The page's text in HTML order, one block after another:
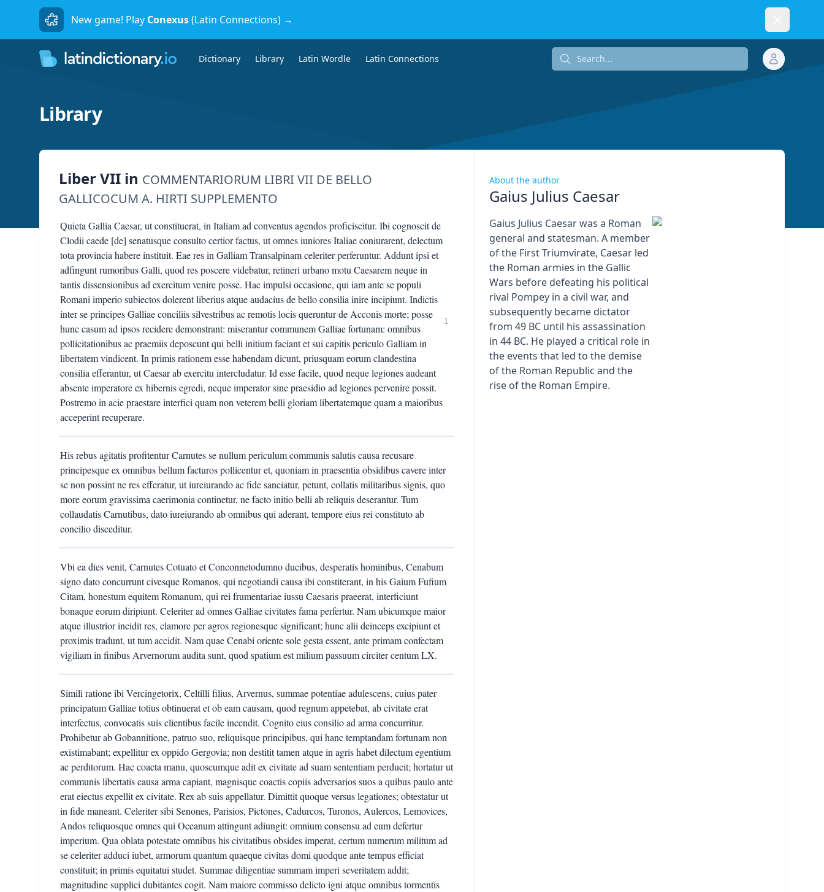
New game! Play Conexus(Latin Connections) →
Dictionary Library Latin Wordle Latin Connections Search...
Library
Liber VII in COMMENTARIORUM LIBRI VII DE BELLO
GALLICOCUM A. HIRTI SUPPLEMENTO
Quieta Gallia Caesar, ut constituerat, in Italiam ad conventus agendos proficiscitur. Ibi cognoscit de
Clodii caede [de] senatusque consulto certior factus, ut omnes iuniores Italiae coniurarent, delectum
tota provincia habere instituit. Eae res in Galliam Transalpinam celeriter perferuntur. Addunt ipsi et
adfingunt rumoribus Galli, quod res poscere videbatur, retineri urbano motu Caesarem neque in
tantis dissensionibus ad exercitum venire posse. Hac impulsi occasione, qui iam ante se populi
Romani imperio subiectos dolerent liberius atque audacius de bello consilia inire incipiunt. Indictis
inter se principes Galliae conciliis silvestribus ac remotis locis queruntur de Acconis morte; posse
hunc casum ad ipsos recidere demonstrant: miserantur communem Galliae fortunam: omnibus
pollicitationibus ac praemiis deposcunt qui belli initium faciant et sui capitis periculo Galliam in
libertatem vindicent. In primis rationem esse habendam dicunt, priusquam eorum clandestina
consilia efferantur, ut Caesar ab exercitu intercludatur. Id esse facile, quod neque legiones audeant
absente imperatore ex hibernis egredi, neque imperator sine praesidio ad legiones pervenire possit.
Postremo in acie praestare interfici quam non veterem belli gloriam libertatemque quam a maioribus
acceperint recuperare.
1
His rebus agitatis profitentur Carnutes se nullum periculum communis salutis causa recusare
principesque ex omnibus bellum facturos pollicentur et, quoniam in praesentia obsidibus cavere inter
se non possint ne res efferatur, ut iureiurando ac fide sanciatur, petunt, collatis militaribus signis, quo
more eorum gravissima caerimonia continetur, ne facto initio belli ab reliquis deserantur. Tum
collaudatis Carnutibus, dato iureiurando ab omnibus qui aderant, tempore eius rei constituto ab
concilio disceditur.
Vbi ea dies venit, Carnutes Cotuato et Conconnetodumno ducibus, desperatis hominibus, Cenabum
signo dato concurrunt civesque Romanos, qui negotiandi causa ibi constiterant, in his Gaium Fufium
Citam, honestum equitem Romanum, qui rei frumentariae iussu Caesaris praeerat, interficiunt
bonaque eorum diripiunt. Celeriter ad omnes Galliae civitates fama perfertur. Nam ubicumque maior
atque illustrior incidit res, clamore per agros regionesque significant; hunc alii deinceps excipiunt et
proximis tradunt, ut tum accidit. Nam quae Cenabi oriente sole gesta essent, ante primam confectam
vigiliam in finibus Arvernorum audita sunt, quod spatium est milium passuum circiter centum LX.
Simili ratione ibi Vercingetorix, Celtilli filius, Arvernus, summae potentiae adulescens, cuius pater
principatum Galliae totius obtinuerat et ob eam causam, quod regnum appetebat, ab civitate erat
interfectus, convocatis suis clientibus facile incendit. Cognito eius consilio ad arma concurritur.
Prohibetur ab Gobannitione, patruo suo, reliquisque principibus, qui hanc temptandam fortunam non
existimabant; expellitur ex oppido Gergovia; non destitit tamen atque in agris habet dilectum egentium
ac perditorum. Hac coacta manu, quoscumque adit ex civitate ad suam sententiam perducit; hortatur ut
communis libertatis causa arma capiant, magnisque coactis copiis adversarios suos a quibus paulo ante
erat eiectus expellit ex civitate. Rex ab suis appellatur. Dimittit quoque versus legationes; obtestatur ut
in fide maneant. Celeriter sibi Senones, Parisios, Pictones, Cadurcos, Turonos, Aulercos, Lemovices,
Andos reliquosque omnes qui Oceanum attingunt adiungit: omnium consensu ad eum defertur
imperium. Qua oblata potestate omnibus his civitatibus obsides imperat, certum numerum militum ad
se celeriter adduci iubet, armorum quantum quaeque civitas domi quodque ante tempus efficiat
constituit; in primis equitatui studet. Summae diligentiae summam imperi severitatem addit;
magnitudine supplici dubitantes cogit. Nam maiore commisso delicto igni atque omnibus tormentis
About the author
Gaius Julius Caesar
Gaius Julius Caesar was a Roman
general and statesman. A member
of the First Triumvirate, Caesar led
the Roman armies in the Gallic
Wars before defeating his political
rival Pompey in a civil war, and
subsequently became dictator
from 49 BC until his assassination
in 44 BC. He played a critical role in
the events that led to the demise
of the Roman Republic and the
rise of the Roman Empire.